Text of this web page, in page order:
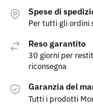
Spese di
Per tutti gli
Reso garantito
30 giorni per restituire il prodotto paghi solo le spese di
riconsegna
Garanzia del
Tutti i prodotti